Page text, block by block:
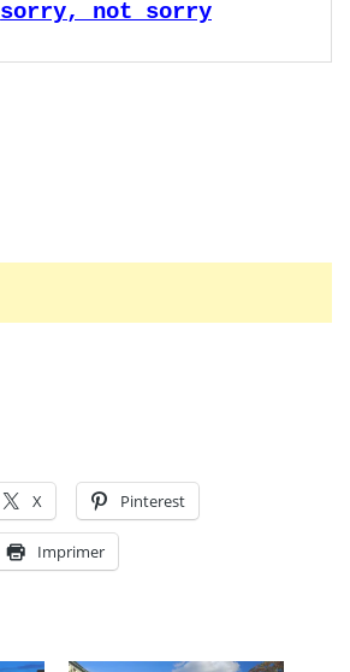
sorry, not sorry
X Pinterest
Imprimer